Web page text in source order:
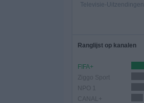
Televisie-Uitzendingen
Ranglijst op kanalen
FIFA+
Ziggo Sport
NPO 1
CANAL+